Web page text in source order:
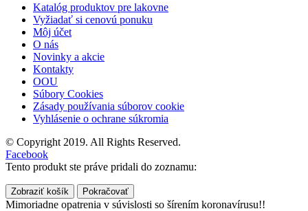
Katalóg produktov pre lakovne
Vyžiadať si cenovú ponuku
Môj účet
O nás
Novinky a akcie
Kontakty
OOU
Súbory Cookies
Zásady používania súborov cookie
Vyhlásenie o ochrane súkromia
© Copyright 2019. All Rights Reserved.
Facebook
Tento produkt ste práve pridali do zoznamu:
Zobraziť košík Pokračovať
Mimoriadne opatrenia v súvislosti so šírením koronavírusu!!